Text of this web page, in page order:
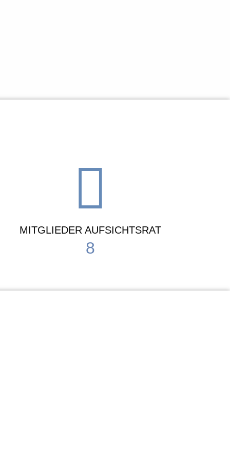
MITGLIEDER AUFSICHTSRAT
8